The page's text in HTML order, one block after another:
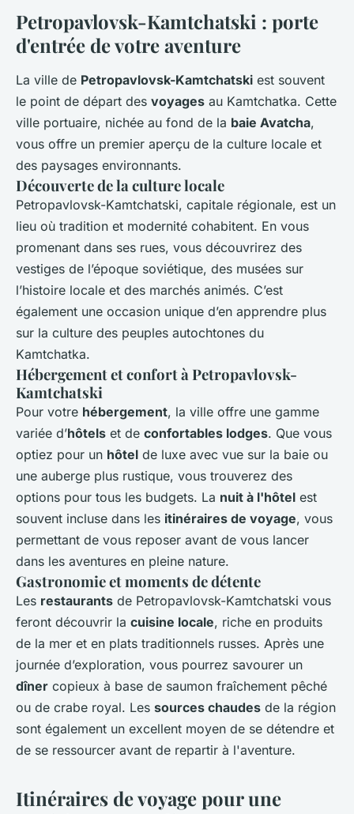
Petropavlovsk-Kamtchatski : porte
d'entrée de votre aventure
La ville de Petropavlovsk-Kamtchatski est souvent
le point de départ des voyages au Kamtchatka. Cette
ville portuaire, nichée au fond de la baie Avatcha,
vous offre un premier aperçu de la culture locale et
des paysages environnants.
Découverte de la culture locale
Petropavlovsk-Kamtchatski, capitale régionale, est un
lieu où tradition et modernité cohabitent. En vous
promenant dans ses rues, vous découvrirez des
vestiges de l’époque soviétique, des musées sur
l’histoire locale et des marchés animés. C’est
également une occasion unique d’en apprendre plus
sur la culture des peuples autochtones du
Kamtchatka.
Hébergement et confort à Petropavlovsk-
Kamtchatski
Pour votre hébergement, la ville offre une gamme
variée d’hôtels et de confortables lodges. Que vous
optiez pour un hôtel de luxe avec vue sur la baie ou
une auberge plus rustique, vous trouverez des
options pour tous les budgets. La nuit à l'hôtel est
souvent incluse dans les itinéraires de voyage, vous
permettant de vous reposer avant de vous lancer
dans les aventures en pleine nature.
Gastronomie et moments de détente
Les restaurants de Petropavlovsk-Kamtchatski vous
feront découvrir la cuisine locale, riche en produits
de la mer et en plats traditionnels russes. Après une
journée d’exploration, vous pourrez savourer un
dîner copieux à base de saumon fraîchement pêché
ou de crabe royal. Les sources chaudes de la région
sont également un excellent moyen de se détendre et
de se ressourcer avant de repartir à l'aventure.
Itinéraires de voyage pour une